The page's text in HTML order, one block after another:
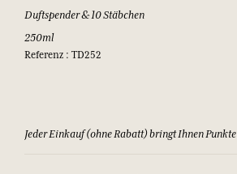
Duftspender & 10 Stäbchen
250ml
Referenz : TD252
Jeder Einkauf (ohne Rabatt) bringt Ihnen Punkte